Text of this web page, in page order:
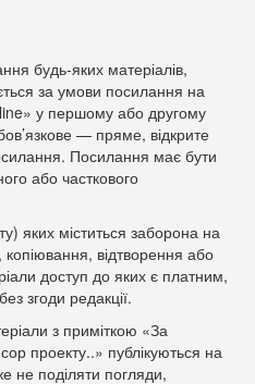
будь-яких матеріалів,
за умови посилання на
у першому або другому
— пряме, відкрите
Посилання має бути
або часткового
яких міститься заборона на
відтворення або
доступ до яких є платним,
згоди редакції.
з приміткою «За
проекту..» публікуються на
не поділяти погляди,